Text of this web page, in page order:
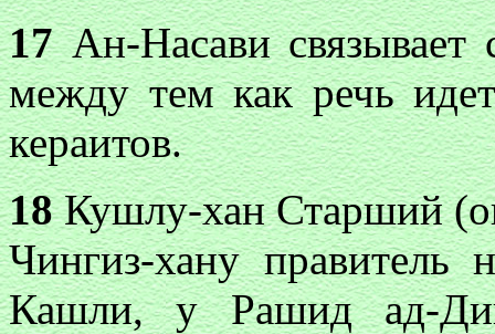
17Ан-Насави связывает
между тем как речь
кераитов.
18Кушлу-хан Старший
Чингиз-хану
Кашли, у Рашид ад-